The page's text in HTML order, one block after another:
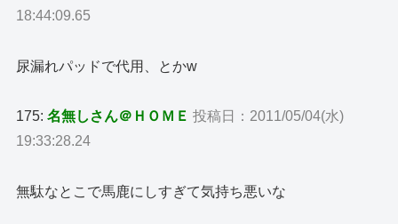
18:44:09.65
尿漏れパッドで代用、とかw
175:名無しさん＠ＨＯＭＥ 投稿日：2011/05/04(水)
19:33:28.24
無駄なとこで馬鹿にしすぎて気持ち悪いな